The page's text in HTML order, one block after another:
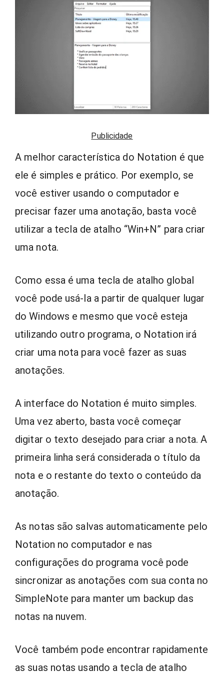
Publicidade
A melhor característica do Notation é que
ele é simples e prático. Por exemplo, se
você estiver usando o computador e
precisar fazer uma anotação, basta você
utilizar a tecla de atalho “Win+N” para criar
uma nota.
Como essa é uma tecla de atalho global
você pode usá-la a partir de qualquer lugar
do Windows e mesmo que você esteja
utilizando outro programa, o Notation irá
criar uma nota para você fazer as suas
anotações.
A interface do Notation é muito simples.
Uma vez aberto, basta você começar
digitar o texto desejado para criar a nota. A
primeira linha será considerada o título da
nota e o restante do texto o conteúdo da
anotação.
As notas são salvas automaticamente pelo
Notation no computador e nas
configurações do programa você pode
sincronizar as anotações com sua conta no
SimpleNote para manter um backup das
notas na nuvem.
Você também pode encontrar rapidamente
as suas notas usando a tecla de atalho